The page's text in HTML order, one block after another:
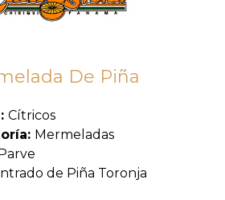
De Piña
Cítricos
Mermeladas
de Piña Toronja